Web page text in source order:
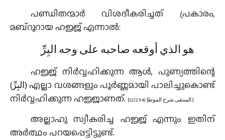
പണ്ഡിതന്മാർ വിശദീകരിച്ചത് പ്രകാരം,
മബ്റൂറായ ഹജ്ജ് എന്നാൽ:
هو الذي أوقعه صاحبه على وجه البِرِّ
ഹജ്ജ് നിർവ്വഹിക്കുന്ന ആൾ, പുണ്യത്തിന്റെ
(البِرِّ) എല്ലാ വശങ്ങളും പൂർണ്ണമായി പാലിച്ചുകൊണ്ട്
നിർവ്വഹിക്കുന്ന ഹജ്ജാണത്.
[المنتقى شرح الموطإ (2/234).]
അല്ലാഹു സ്വീകരിച്ച ഹജ്ജ് എന്നും ഇതിന്
അർത്ഥം പറയപ്പെട്ടിട്ടുണ്ട്.